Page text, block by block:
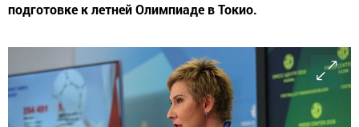
подготовке к летней Олимпиаде в Токио.